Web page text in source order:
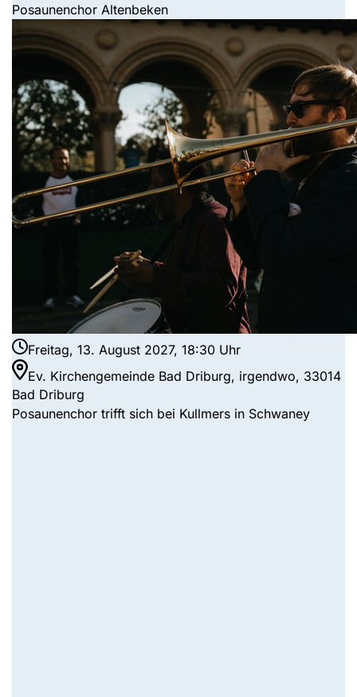
Posaunenchor Altenbeken
Freitag, 13. August 2027, 18:30 Uhr
Ev. Kirchengemeinde Bad Driburg, irgendwo, 33014
Bad Driburg
Posaunenchor trifft sich bei Kullmers in Schwaney